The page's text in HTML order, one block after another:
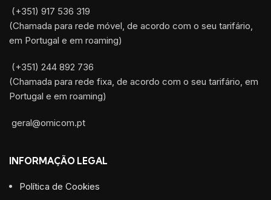
(+351) 917 536 319
(Chamada para rede móvel, de acordo com o seu tarifário,
em Portugal e em roaming)
(+351) 244 892 736
(Chamada para rede fixa, de acordo com o seu tarifário, em
Portugal e em roaming)
geral@omicom.pt
INFORMAÇÃO LEGAL
Política de Cookies